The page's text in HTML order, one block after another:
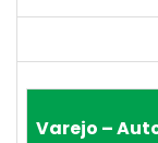
Varejo –